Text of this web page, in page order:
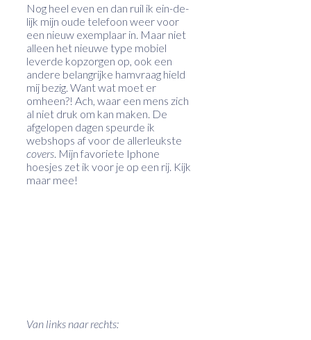
Nog heel even en dan ruil ik ein-de-
lijk mijn oude telefoon weer voor
een nieuw exemplaar in. Maar niet
alleen het nieuwe type mobiel
leverde kopzorgen op, ook een
andere belangrijke hamvraag hield
mij bezig. Want wat moet er
omheen?! Ach, waar een mens zich
al niet druk om kan maken. De
afgelopen dagen speurde ik
webshops af voor de allerleukste
covers. Mijn favoriete Iphone
hoesjes zet ik voor je op een rij. Kijk
maar mee!
Van links naar rechts: